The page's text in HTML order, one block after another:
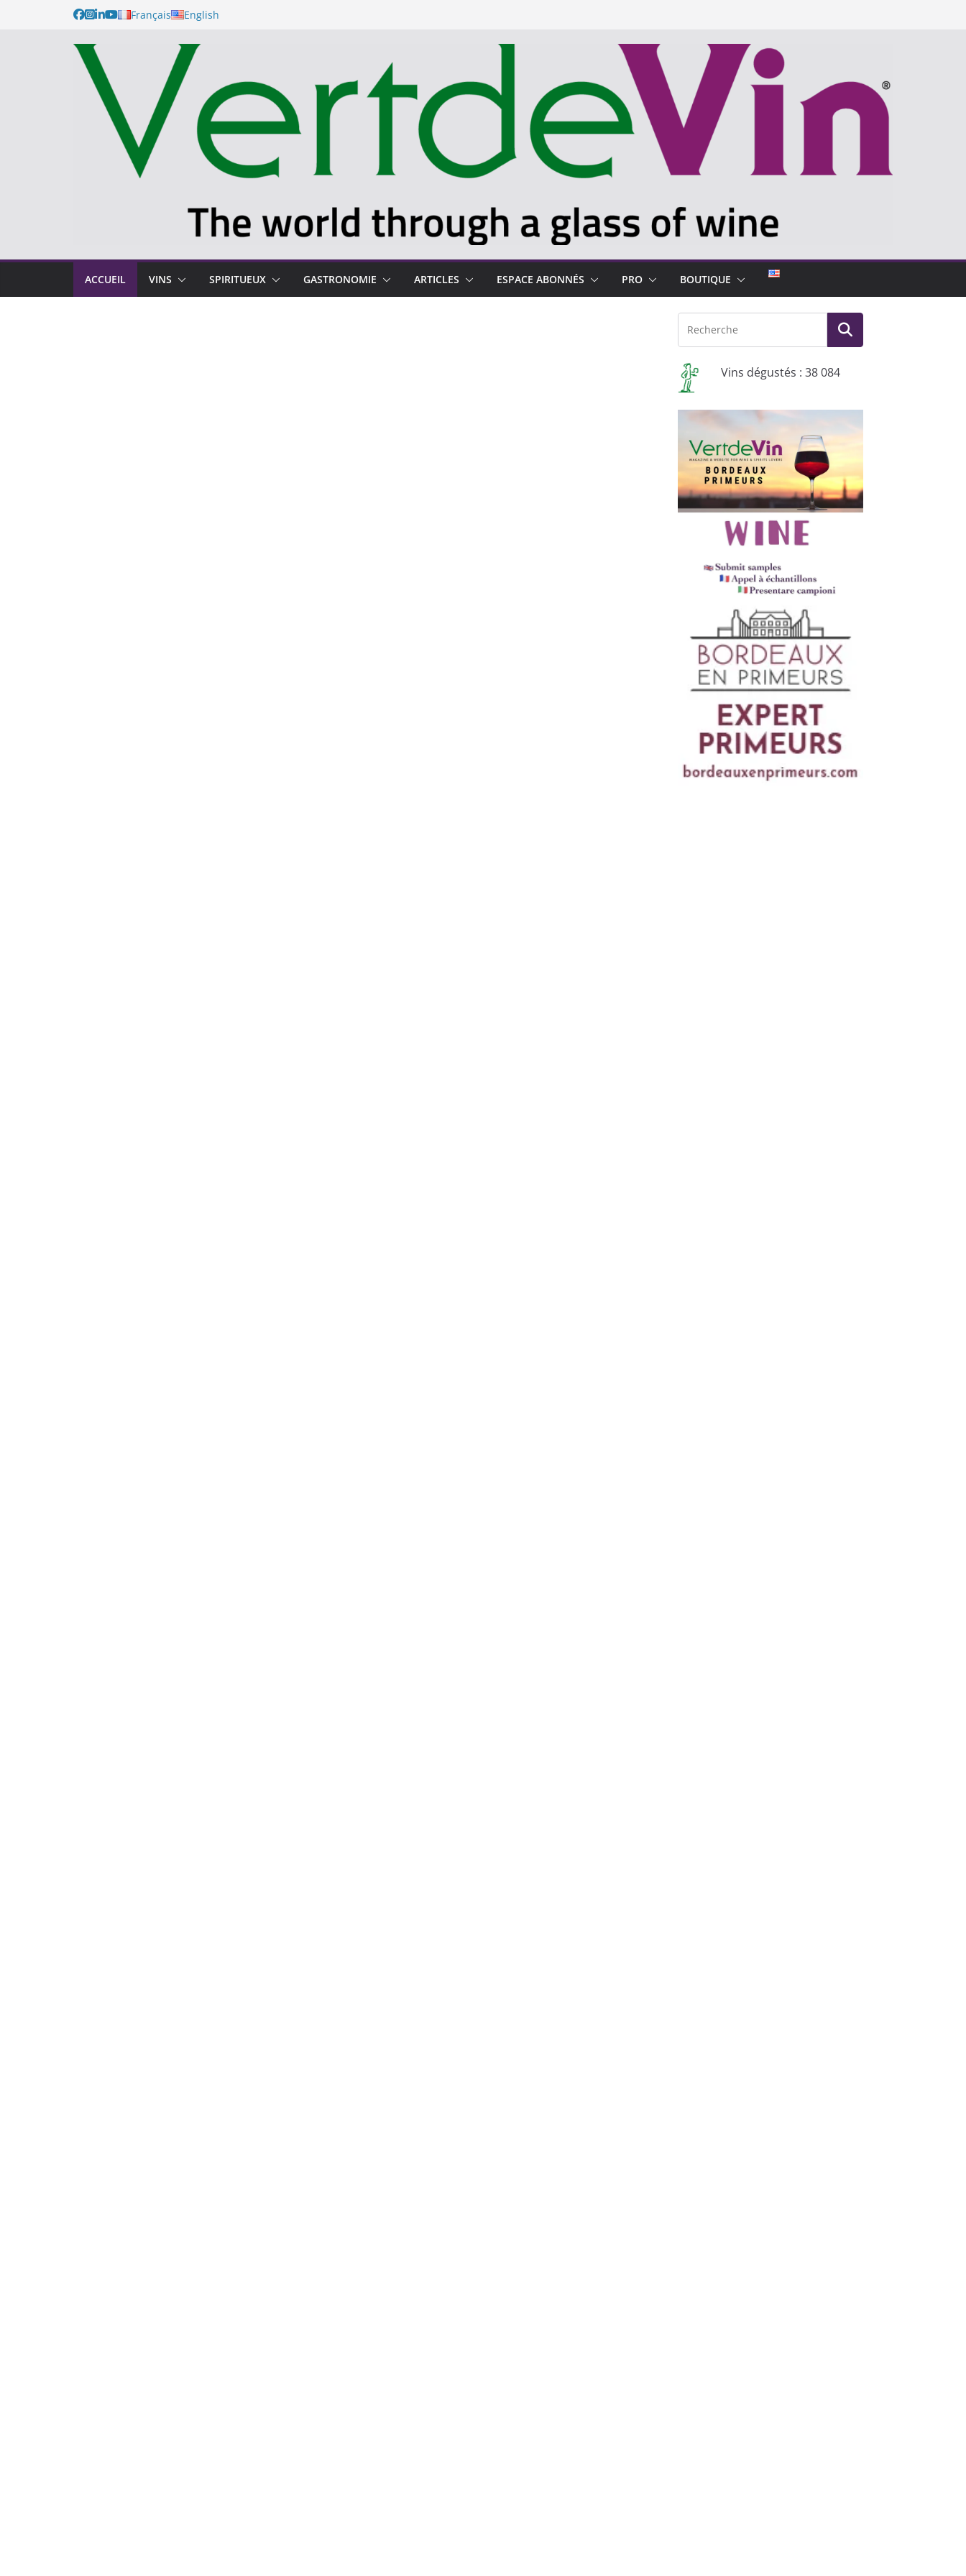
Français English
ACCUEIL VINS SPIRITUEUX GASTRONOMIE ARTICLES ESPACE ABONNÉS PRO BOUTIQUE
Vins dégustés : 38 084